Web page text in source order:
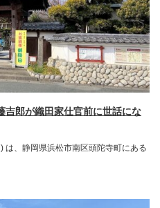
吉郎が織田家仕官前に世話にな
は、静岡県浜松市南区頭陀寺町にある